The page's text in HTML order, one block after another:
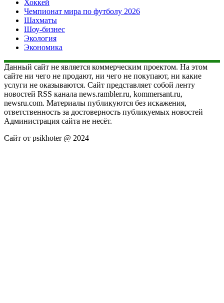
Хоккей
Чемпионат мира по футболу 2026
Шахматы
Шоу-бизнес
Экология
Экономика
Данный сайт не является коммерческим проектом. На этом
сайте ни чего не продают, ни чего не покупают, ни какие
услуги не оказываются. Сайт представляет собой ленту
новостей RSS канала news.rambler.ru, kommersant.ru,
newsru.com. Материалы публикуются без искажения,
ответственность за достоверность публикуемых новостей
Администрация сайта не несёт.
Сайт от psikhoter @ 2024